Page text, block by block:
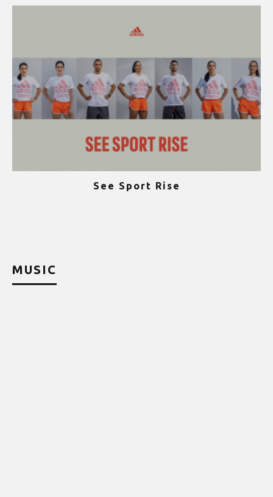
See Sport Rise
MUSIC